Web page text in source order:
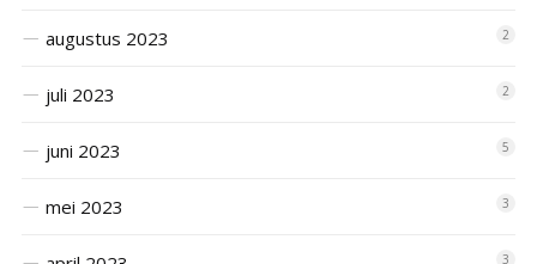
augustus 2023 2
juli 2023 2
juni 2023 5
mei 2023 3
3